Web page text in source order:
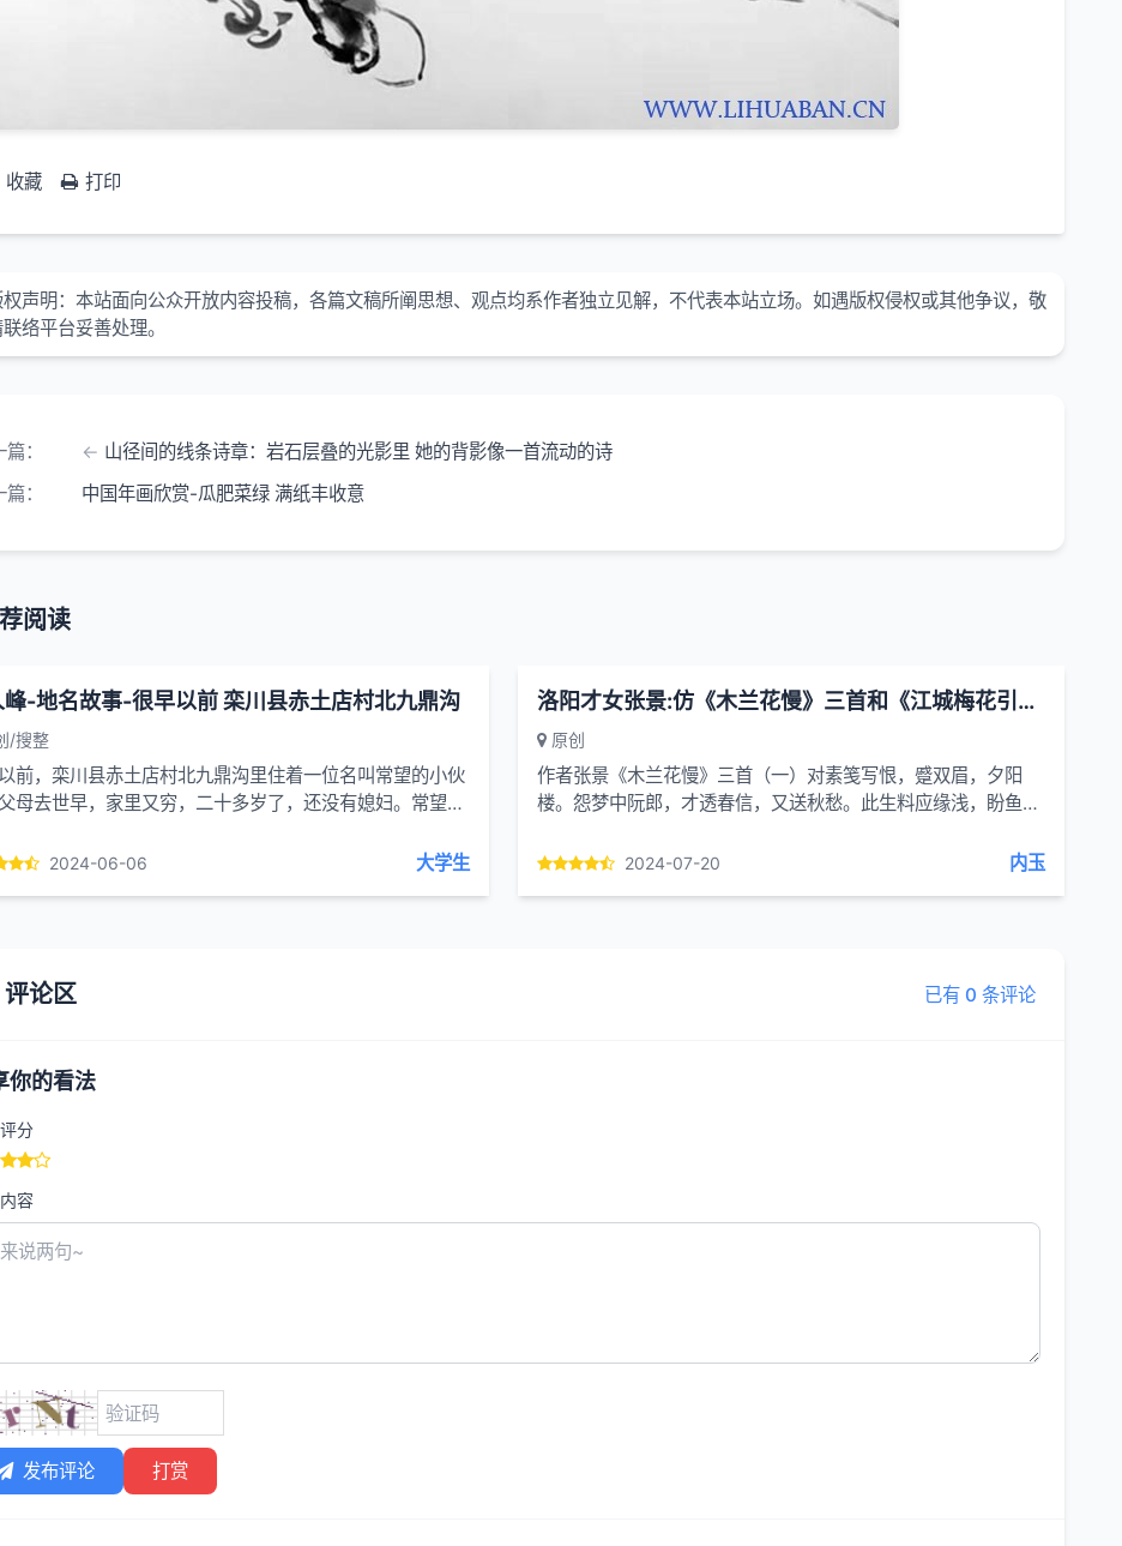
收藏 打印
权声明：本站面向公众开放内容投稿，各篇文稿所阐思想、观点均系作者独立见解，不代表本站立场。如遇版权侵权或其他争议，敬
络平台妥善处理。
篇：
山径间的线条诗章：岩石层叠的光影里 她的背影像一首流动的诗
：
中国年画欣赏-瓜肥菜绿 满纸丰收意
阅读
峰-地名故事-很早以前 栾川县赤土店村北九鼎沟
/搜整
前，栾川县赤土店村北九鼎沟里住着一位名叫常望的小伙
母去世早，家里又穷，二十多岁了，还没有媳妇。常望以
2024-06-06 大学生
洛阳才女张景:仿《木兰花慢》三首和《江城梅花引》一首
原创
作者张景《木兰花慢》三首（一）对素笺写恨，蹙双眉，夕阳
楼。怨梦中阮郎，才透春信，又送秋愁。此生料应缘浅，盼鱼雁
投，空余恨悠悠。叹生生梦里，意...
2024-07-20 内玉
评论区 已有 0 条评论
你的看法
分
容
发布评论 打赏